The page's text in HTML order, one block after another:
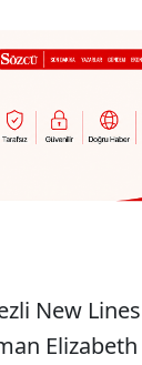
New Lines